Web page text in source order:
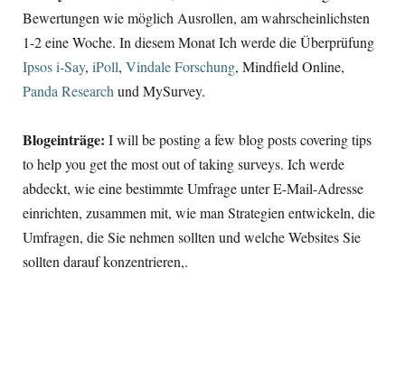
Bewertungen wie möglich Ausrollen, am wahrscheinlichsten
1-2 eine Woche. In diesem Monat Ich werde die Überprüfung
Ipsos i-Say, iPoll, Vindale Forschung, Mindfield Online,
Panda Research und MySurvey.
Blogeinträge: I will be posting a few blog posts covering tips
to help you get the most out of taking surveys. Ich werde
abdeckt, wie eine bestimmte Umfrage unter E-Mail-Adresse
einrichten, zusammen mit, wie man Strategien entwickeln, die
Umfragen, die Sie nehmen sollten und welche Websites Sie
sollten darauf konzentrieren,.